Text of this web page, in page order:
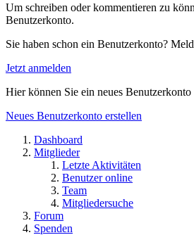
Um schreiben oder kommentieren zu
Benutzerkonto.
Sie haben schon ein Benutzerkonto?
Jetzt anmelden
Hier können Sie ein neues Benutzerkonto
Neues Benutzerkonto erstellen
Dashboard
Mitglieder
Letzte Aktivitäten
Benutzer online
Team
Mitgliedersuche
Forum
Spenden